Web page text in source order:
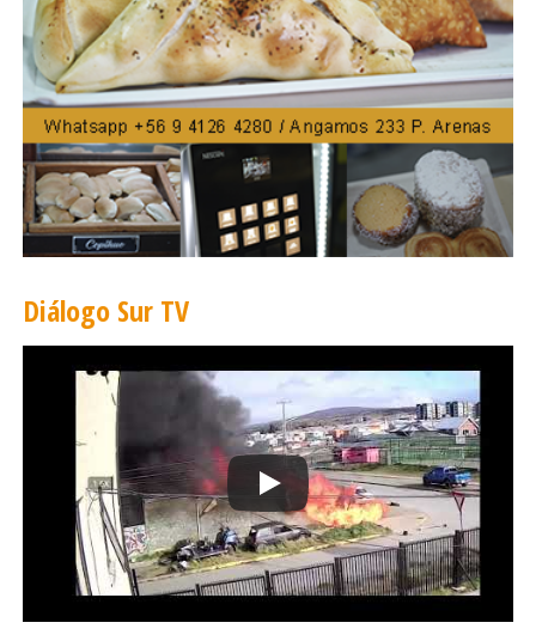
coordinación interinstitucional y avanzar en mayor
inversión tecnológica para la ciudad.
Diálogo Sur TV